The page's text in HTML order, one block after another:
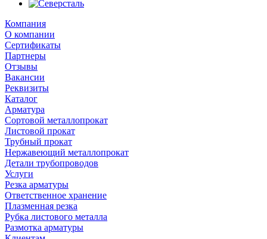
Компания
О компании
Сертификаты
Партнеры
Отзывы
Вакансии
Реквизиты
Каталог
Арматура
Сортовой металлопрокат
Листовой прокат
Трубный прокат
Нержавеющий металлопрокат
Детали трубопроводов
Услуги
Резка арматуры
Ответственное хранение
Плазменная резка
Рубка листового металла
Размотка арматуры